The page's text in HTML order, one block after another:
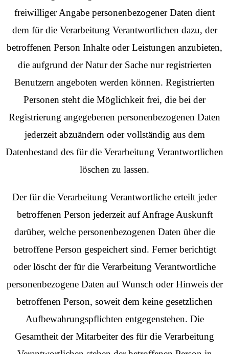
freiwilliger Angabe personenbezogener Daten dient
dem für die Verarbeitung Verantwortlichen dazu, der
betroffenen Person Inhalte oder Leistungen anzubieten,
die aufgrund der Natur der Sache nur registrierten
Benutzern angeboten werden können. Registrierten
Personen steht die Möglichkeit frei, die bei der
Registrierung angegebenen personenbezogenen Daten
jederzeit abzuändern oder vollständig aus dem
Datenbestand des für die Verarbeitung Verantwortlichen
löschen zu lassen.
Der für die Verarbeitung Verantwortliche erteilt jeder
betroffenen Person jederzeit auf Anfrage Auskunft
darüber, welche personenbezogenen Daten über die
betroffene Person gespeichert sind. Ferner berichtigt
oder löscht der für die Verarbeitung Verantwortliche
personenbezogene Daten auf Wunsch oder Hinweis der
betroffenen Person, soweit dem keine gesetzlichen
Aufbewahrungspflichten entgegenstehen. Die
Gesamtheit der Mitarbeiter des für die Verarbeitung